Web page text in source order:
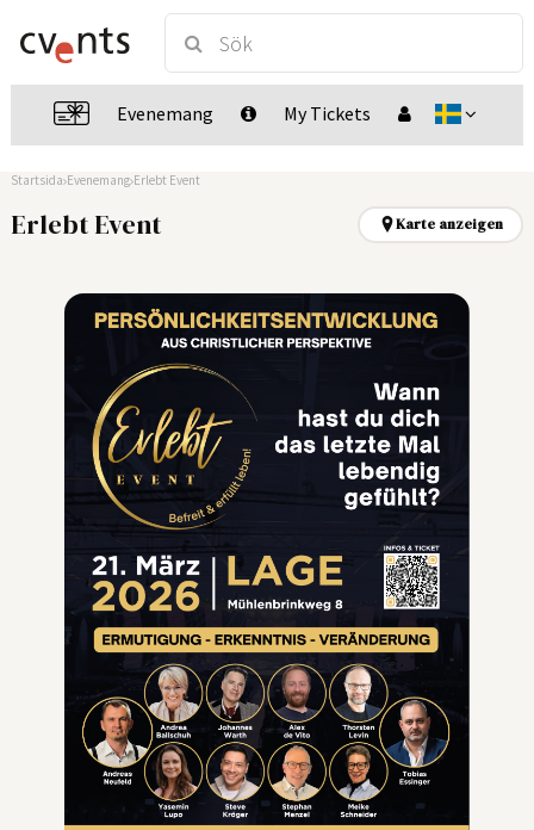
Evenemang My Tickets
Startsida Evenemang Erlebt Event
Erlebt Event Karte anzeigen